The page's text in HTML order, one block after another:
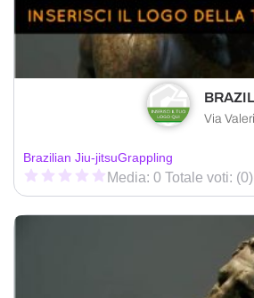
Brazilian Jiu-jitsuGrappling
Media: 0 Totale voti: (0)